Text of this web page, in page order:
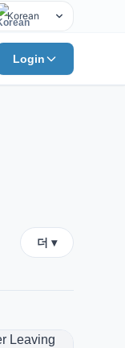
Korean
English
Chinese
Russian
Japanese
Login
더 ▾